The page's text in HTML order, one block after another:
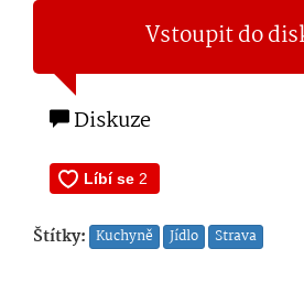
Vstoupit do
Diskuze
Štítky: Kuchyně Jídlo Strava